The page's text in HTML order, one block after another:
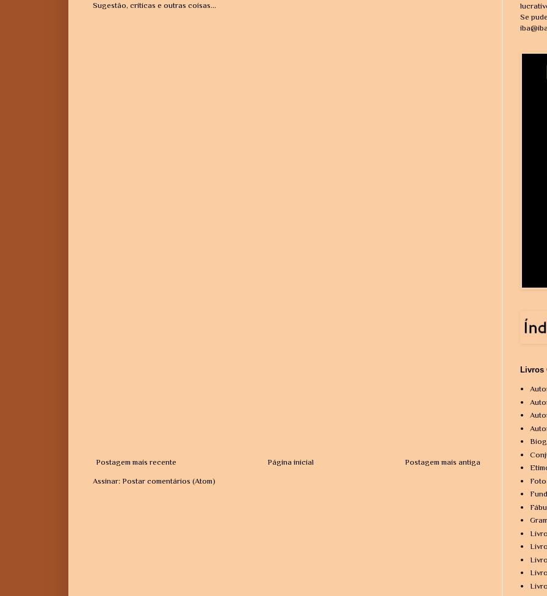
Sugestão, críticas e outras coisas...
Postagem mais recente Postagem mais antiga
Página inicial
Assinar: Postar comentários (Atom)
Se
Livros